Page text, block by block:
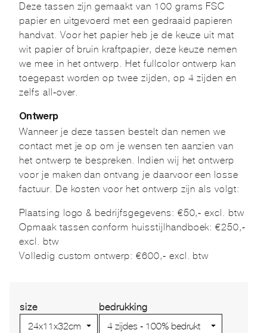
Deze tassen zijn gemaakt van 100 grams FSC
papier en uitgevoerd met een gedraaid papieren
handvat. Voor het papier heb je de keuze uit mat
wit papier of bruin kraftpapier, deze keuze nemen
we mee in het ontwerp. Het fullcolor ontwerp kan
toegepast worden op twee zijden, op 4 zijden en
zelfs all-over.
Ontwerp
Wanneer je deze tassen bestelt dan nemen we
contact met je op om je wensen ten aanzien van
het ontwerp te bespreken. Indien wij het ontwerp
voor je maken dan ontvang je daarvoor een losse
factuur. De kosten voor het ontwerp zijn als volgt:
Plaatsing logo & bedrijfsgegevens: €50,- excl. btw
Opmaak tassen conform huisstijlhandboek: €250,-
excl. btw
Volledig custom ontwerp: €600,- excl. btw
size bedrukking